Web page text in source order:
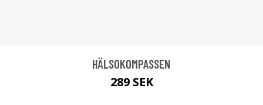
HÄLSOKOMPASSEN
289 SEK